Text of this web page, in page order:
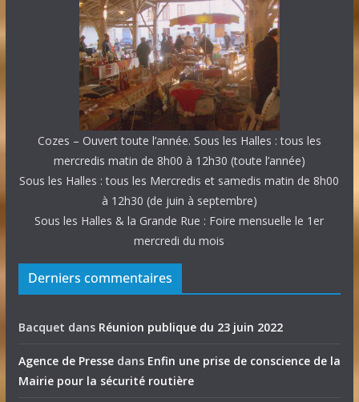
Cozes – Ouvert toute l’année. Sous les Halles : tous les
mercredis matin de 8h00 à 12h30 (toute l’année)
Sous les Halles : tous les Mercredis et samedis matin de 8h00
à 12h30 (de juin à septembre)
Sous les Halles & la Grande Rue : Foire mensuelle le 1er
mercredi du mois
Derniers commentaires
Bacquet dans Réunion publique du 23 juin 2022
Agence de Pressedans Enfin une prise de conscience de la
Mairie pour la sécurité routière